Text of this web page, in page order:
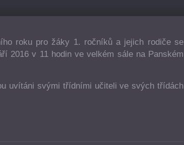
roku pro žáky 1. ročníků a jejich rodiče se
2016 v 11 hodin ve velkém sále na Panském
uvítáni svými třídními učiteli ve svých třídách